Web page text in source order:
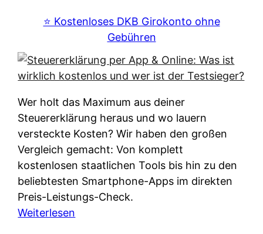
e
u
s
u
n
f
t
e
i
e
g
s
y
t
e
m
M
I
R
:
W
⭐️ Kostenloses DKB Girokonto ohne
Gebühren
Wer holt das Maximum aus deiner
Steuererklärung heraus und wo lauern
versteckte Kosten? Wir haben den großen
Vergleich gemacht: Von komplett
kostenlosen staatlichen Tools bis hin zu den
beliebtesten Smartphone-Apps im direkten
Preis-Leistungs-Check.
Weiterlesen